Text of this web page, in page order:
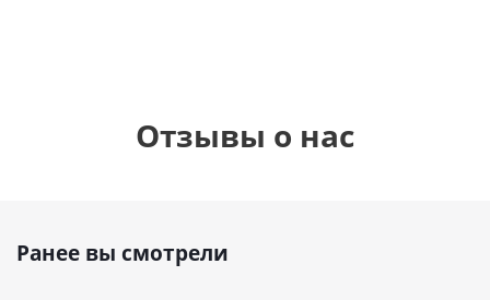
Отзывы о нас
Ранее вы смотрели